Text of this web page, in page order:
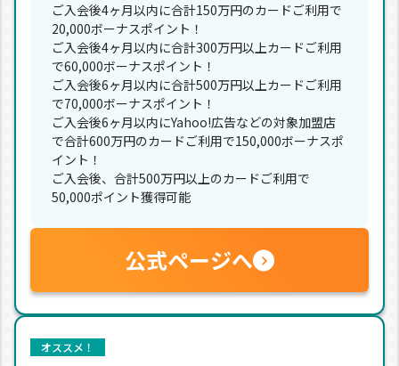
ご入会後4ヶ月以内に合計150万円のカードご利用で
20,000ボーナスポイント！
ご入会後4ヶ月以内に合計300万円以上カードご利用
で60,000ボーナスポイント！
ご入会後6ヶ月以内に合計500万円以上カードご利用
で70,000ボーナスポイント！
ご入会後6ヶ月以内にYahoo!広告などの対象加盟店
で合計600万円のカードご利用で150,000ボーナスポ
イント！
ご入会後、合計500万円以上のカードご利用で
50,000ポイント獲得可能
公式ページへ
オススメ！